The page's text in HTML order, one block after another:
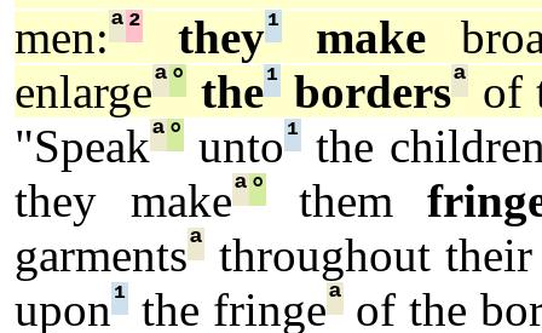
men:ª² they¹make
enlargeª° the¹bordersª of
"Speakª° unto¹ the
they makeª°them
garmentsª throughout their
upon¹ the fringeªof the